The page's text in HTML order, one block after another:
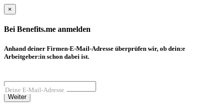
×
Bei Benefits.me anmelden
Anhand deiner Firmen-E-Mail-Adresse überprüfen wir, ob dein:e
Arbeitgeber:in schon dabei ist.
Deine E-Mail-Adresse
Weiter